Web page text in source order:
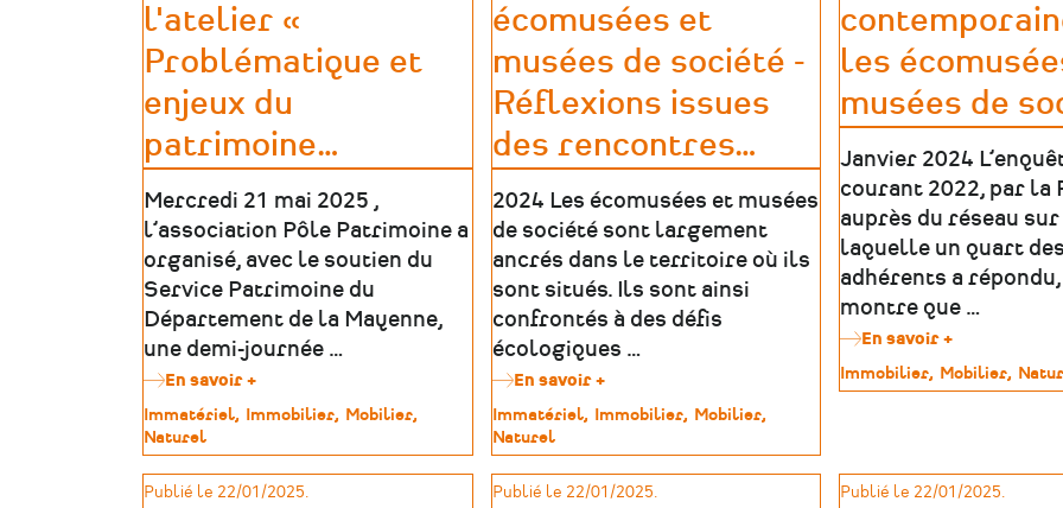
l'atelier «
Problématique et
enjeux du
patrimoine…
Mercredi 21 mai 2025 ,
l’association Pôle Patrimoine a
organisé, avec le soutien du
Service Patrimoine du
Département de la Mayenne,
une demi-journée …
En savoir +
Synthèse
de
«
Problématique
Type
de
patrimoine
Immatériel Immobilier
Mobilier
Naturel
écomusées et
musées de société -
Réflexions issues
des rencontres…
2024 Les écomusées et musées
de société sont largement
ancrés dans le territoire où ils
sont situés. Ils sont ainsi
confrontés à des défis
écologiques …
En savoir +sur
Nouveaux
récits
écomusées
et
Type
de
patrimoine
Immatériel Immobilier
Mobilier
Naturel
les
musées de
Janvier 2024
courant 2022, par la
auprès du réseau
laquelle un quart des
adhérents a
montre que …
En savoir +
La
les
écomusées
Type
de
Immobilier Mobilier
Publié le 22/01/2025. Publié le 22/01/2025. Publié le 22/01/2025.